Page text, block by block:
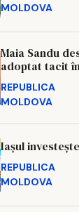
MOLDOVA
Maia Sandu
adoptat tacit
REPUBLICA
MOLDOVA
Iașul
REPUBLICA
MOLDOVA